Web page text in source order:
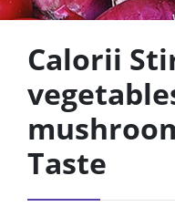
Calorii
Taste